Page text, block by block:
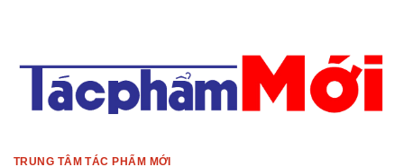
TRUNG TÂM TÁC PHẨM MỚI